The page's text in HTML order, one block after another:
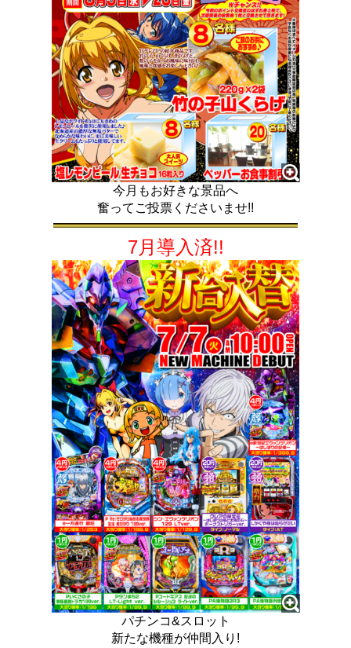
今月もお好きな景品へ
奮ってご投票くださいませ!!
7月導入済!!
パチンコ&スロット
新たな機種が仲間入り!